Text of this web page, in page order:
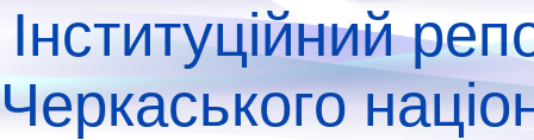
Інституційний
Черкаського